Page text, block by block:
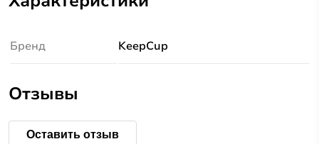
Бренд KeepCup
Отзывы
Оставить отзыв